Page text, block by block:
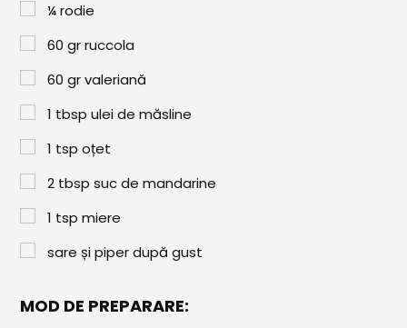
Aluaturi Sărate
Pizza
Rețete cu Carne
Sandwichuri și Wraps
Supe și Ciorbe
¼ rodie
60 gr ruccola
60 gr valeriană
1 tbsp ulei de măsline
1 tsp oțet
2 tbsp suc de mandarine
1 tsp miere
sare și piper după gust
MOD DE PREPARARE: